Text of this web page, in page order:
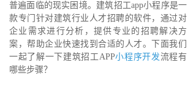
普遍面临的现实困境。建筑招工app小程序是一
款专门针对建筑行业人才招聘的软件，通过对
企业需求进行分析，提供专业的招聘解决方
案，帮助企业快速找到合适的人才。下面我们
一起了解一下建筑招工APP小程序开发 流程有
哪些步骤？